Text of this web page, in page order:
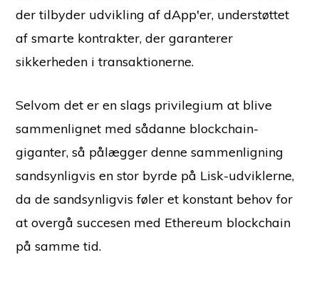
der tilbyder udvikling af dApp'er, understøttet
af smarte kontrakter, der garanterer
sikkerheden i transaktionerne.
Selvom det er en slags privilegium at blive
sammenlignet med sådanne blockchain-
giganter, så pålægger denne sammenligning
sandsynligvis en stor byrde på Lisk-udviklerne,
da de sandsynligvis føler et konstant behov for
at overgå succesen med Ethereum blockchain
på samme tid.